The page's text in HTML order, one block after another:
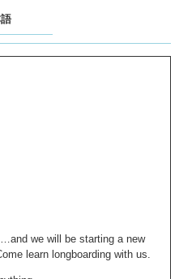
we will be starting a new
learn longboarding with us.